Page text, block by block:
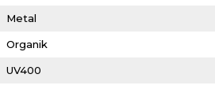
Metal
Organik
UV400